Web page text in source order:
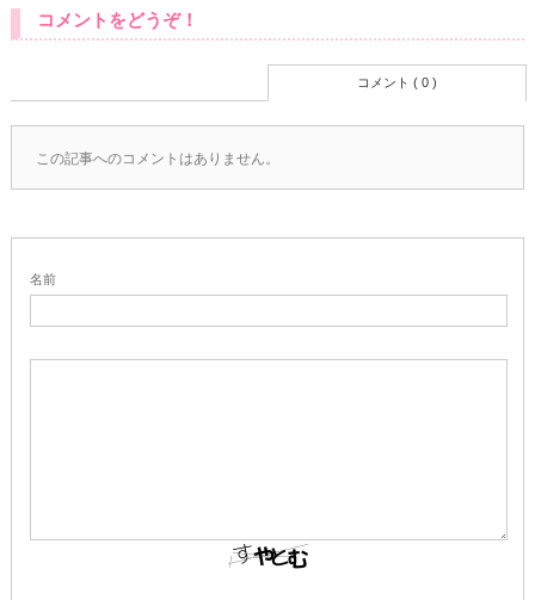
コメントをどうぞ！
コメント ( 0 )
この記事へのコメントはありません。
名前